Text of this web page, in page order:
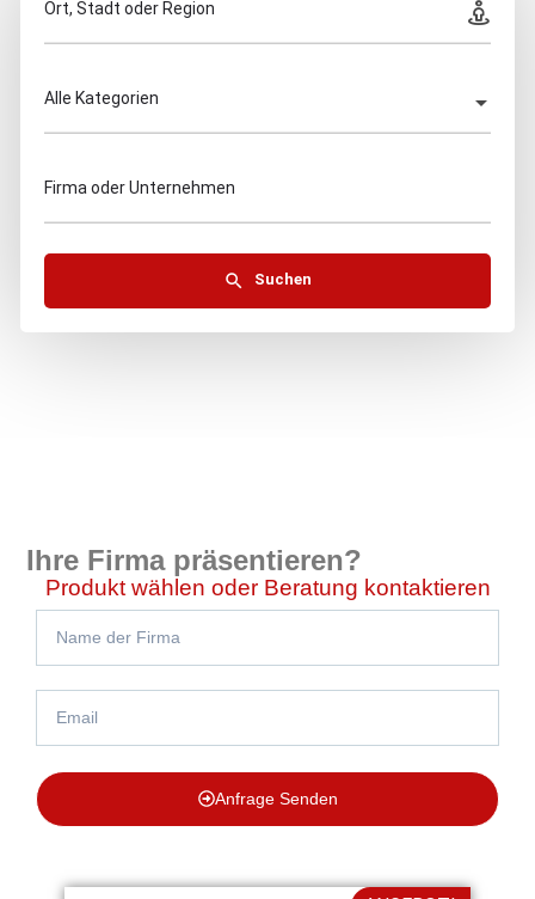
Ort, Stadt oder Region
Alle Kategorien
Firma oder Unternehmen
Suchen
Ihre Firma präsentieren?
Produkt wählen oder Beratung kontaktieren
Anfrage Senden